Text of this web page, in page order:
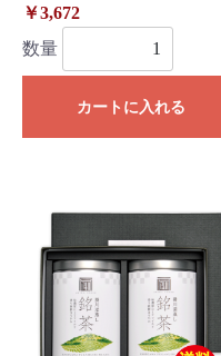
￥3,672
数量
カートに入れる